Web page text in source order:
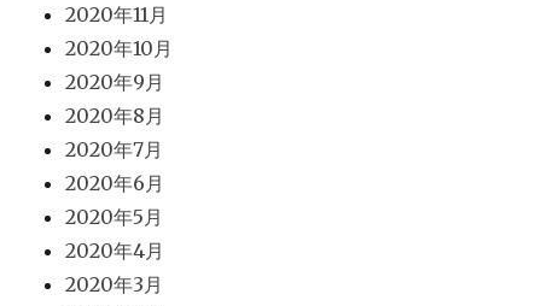
2020年11月
2020年10月
2020年9月
2020年8月
2020年7月
2020年6月
2020年5月
2020年4月
2020年3月